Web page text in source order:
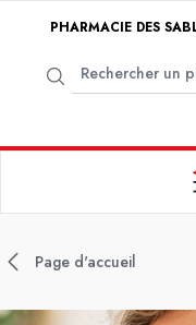
PHARMACIE DES
Page d'accueil